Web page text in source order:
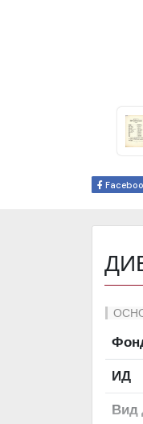
ИД
Вид